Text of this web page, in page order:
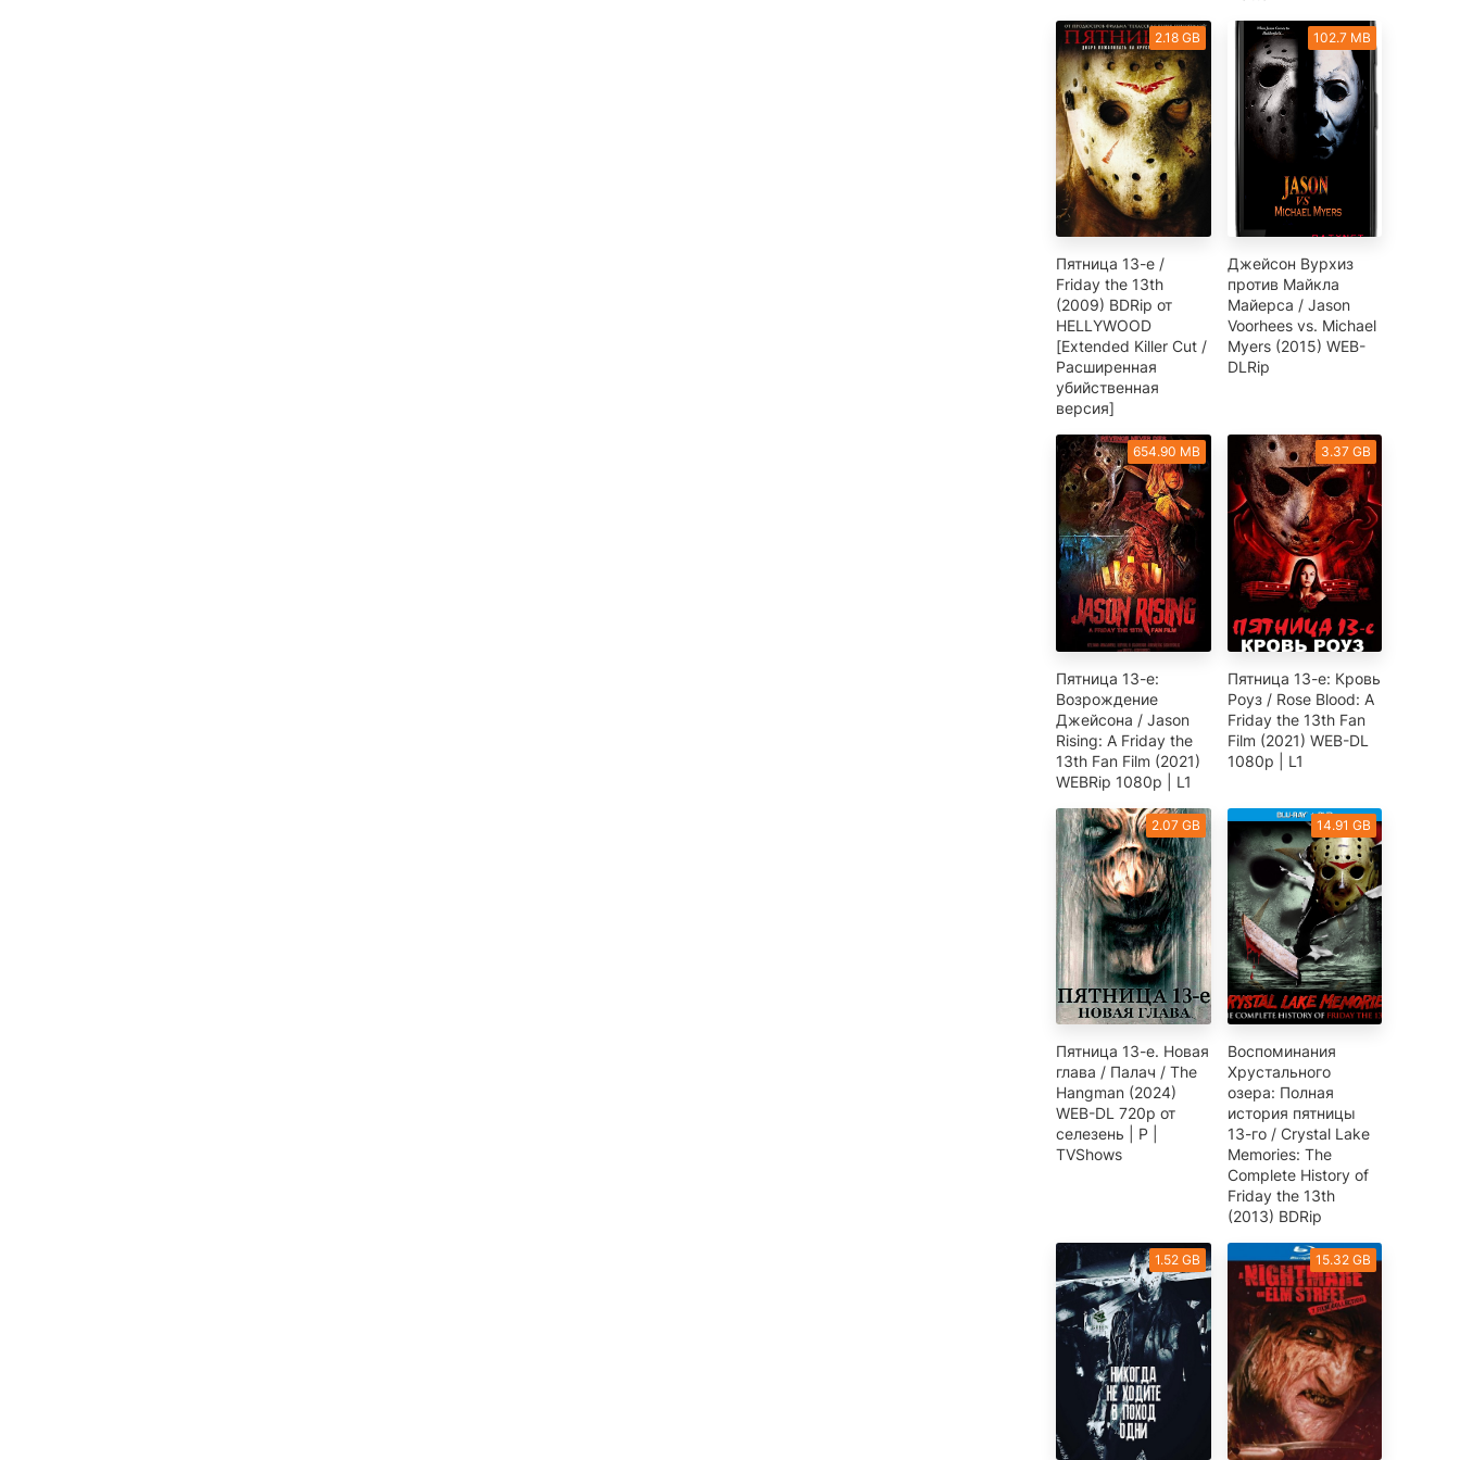
2.18 GB
Пятница 13-е /
Friday the 13th
(2009) BDRip от
HELLYWOOD
[Extended Killer Cut /
Расширенная
убийственная
версия]
102.7 MB
Джейсон Вурхиз
против Майкла
Майерса / Jason
Voorhees vs. Michael
Myers (2015) WEB-
DLRip
654.90 MB
Пятница 13-е:
Возрождение
Джейсона / Jason
Rising: A Friday the
13th Fan Film (2021)
WEBRip 1080p | L1
3.37 GB
Пятница 13-е: Кровь
Роуз / Rose Blood: A
Friday the 13th Fan
Film (2021) WEB-DL
1080p | L1
2.07 GB
Пятница 13-е. Новая
глава / Палач / The
Hangman (2024)
WEB-DL 720p от
селезень | P |
TVShows
14.91 GB
Воспоминания
Хрустального
озера: Полная
история пятницы
13-го / Crystal Lake
Memories: The
Complete History of
Friday the 13th
(2013) BDRip
1.52 GB 15.32 GB